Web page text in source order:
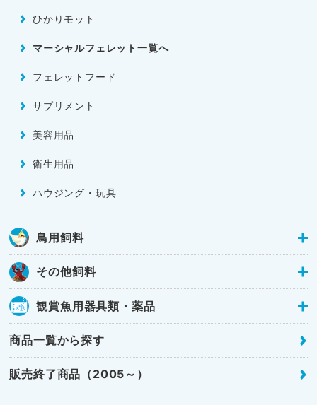
ひかりモット
マーシャルフェレット一覧へ
フェレットフード
サプリメント
美容用品
衛生用品
ハウジング・玩具
鳥用飼料
その他飼料
観賞魚用器具類・薬品
商品一覧から探す
販売終了商品（2005～）